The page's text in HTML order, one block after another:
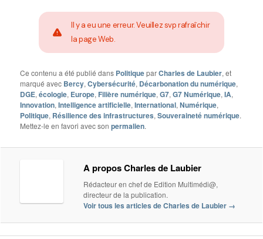
Il y a eu une erreur. Veuillez svp rafraîchir
la page Web.
Ce contenu a été publié dans PolitiqueparCharles de Laubier, et
marqué avec Bercy,Cybersécurité, Décarbonation du numérique,
DGE,écologie, Europe, Filière numérique,G7,G7 Numérique,IA,
Innovation,Intelligence artificielle,International,Numérique,
Politique, Résilience des infrastructures,Souveraineté numérique.
Mettez-le en favori avec sonpermalien.
A propos Charles de Laubier
Rédacteur en chef de Edition Multimédi@,
directeur de la publication.
Voir tous les articles de Charles de Laubier →